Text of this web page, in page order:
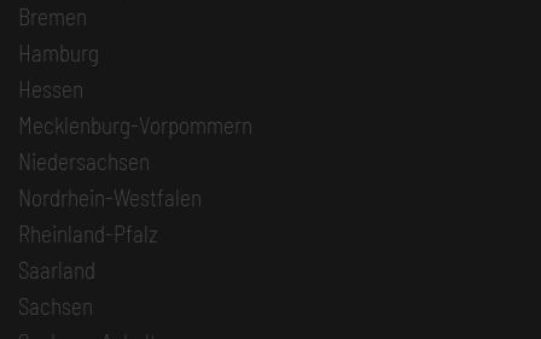
Bremen
Hamburg
Hessen
Mecklenburg-Vorpommern
Niedersachsen
Nordrhein-Westfalen
Rheinland-Pfalz
Saarland
Sachsen